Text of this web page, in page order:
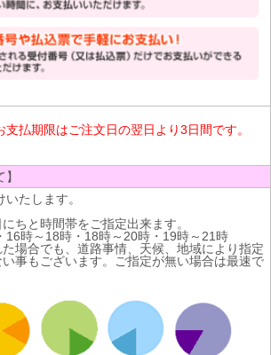
払期限はご注文日の翌日より3日間です。
たします。
ちと時間帯をご指定出来ます。
16時～18時・18時～20時・19時～21時
場合でも、道路事情、天候、地域により指定
事もございます。ご指定が無い場合は最速で